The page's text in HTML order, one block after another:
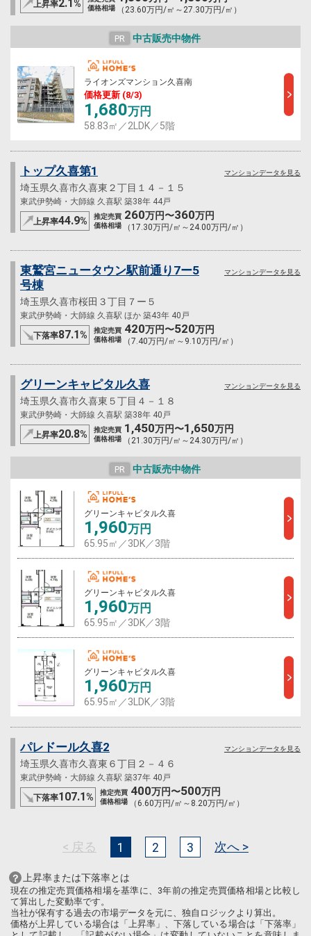
上昇率2.1 %
価格相場
（23.60万円/㎡～27.30万円/㎡）
PR 中古販売中物件
ライオンズマンション久喜南
価格更新 (8/3)
1,680万円
58.83㎡／2LDK／5階
トップ久喜第1
埼玉県久喜市久喜東２丁目１４－１５
東武伊勢崎・大師線 久喜駅 築38年 44戸
上昇率44.9%
推定売買
価格相場
260万円〜360万円
（17.30万円/㎡～24.00万円/㎡）
マンションデータを見る
東鷲宮ニュータウン駅前通り7ー5
号棟
埼玉県久喜市桜田３丁目７ー５
東武伊勢崎・大師線 久喜駅 ほか 築43年 40戸
下落率87.1%
推定売買
価格相場
420万円〜520万円
（7.40万円/㎡～9.10万円/㎡）
マンションデータを見る
グリーンキャピタル久喜
埼玉県久喜市久喜東５丁目４－１８
東武伊勢崎・大師線 久喜駅 築38年 40戸
上昇率20.8%
推定売買
価格相場
1,450万円〜1,650万円
（21.30万円/㎡～24.30万円/㎡）
マンションデータを見る
PR 中古販売中物件
グリーンキャピタル久喜
1,960万円
65.95㎡／3DK／3階
グリーンキャピタル久喜
1,960万円
65.95㎡／3DK／3階
グリーンキャピタル久喜
1,960万円
65.95㎡／3LDK／3階
パレドール久喜2
埼玉県久喜市久喜東６丁目２－４６
東武伊勢崎・大師線 久喜駅 築37年 40戸
下落率107.1%
推定売買
価格相場
400万円〜500万円
（6.60万円/㎡～8.20万円/㎡）
マンションデータを見る
< 戻る 1 2 3 次へ >
上昇率または下落率とは
現在の推定売買価格相場を基準に、3年前の推定売買価格相場と比較し
て算出した変動率です。
当社が保有する過去の市場データを元に、独自ロジックより算出。
価格が上昇している場合は「上昇率」、下落している場合は「下落率」